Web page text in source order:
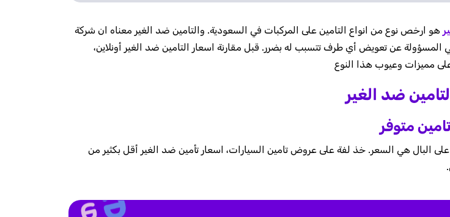
هو ارخص نوع من انواع التامين على المركبات في السعودية. والتامين ضد الغير معناه ان شركة
المسؤولة عن تعويض أي طرف تتسبب له بضرر. قبل مقارنة اسعار التامين ضد الغير أونلاين،
مميزات وعيوب هذا النوع
ضد الغير
متوفر
البال هي السعر. خذ لفة على عروض تامين السيارات، اسعار تأمين ضد الغير أقل بكثير من